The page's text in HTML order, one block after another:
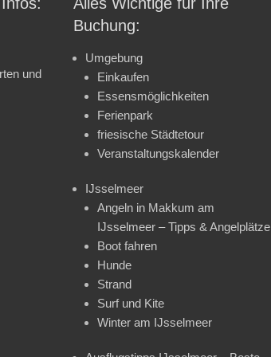
und
Buchung:
Umgebung
Einkaufen
Essensmöglichkeiten
Ferienpark
friesische Städtetour
Veranstaltungskalender
IJsselmeer
Angeln in Makkum am
IJsselmeer – Tipps & Angelplätze
Boot fahren
Hunde
Strand
Surf und Kite
Winter am IJsselmeer